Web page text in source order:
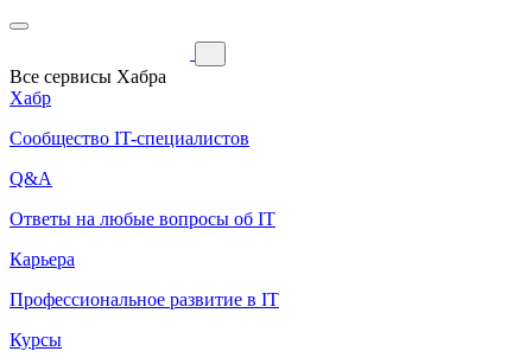
Все сервисы Хабра
Хабр
Сообщество IT-специалистов
Q&A
Ответы на любые вопросы об IT
Карьера
Профессиональное развитие в IT
Курсы